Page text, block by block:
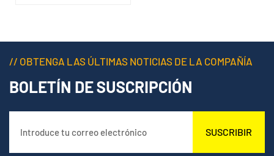
// OBTENGA LAS ÚLTIMAS NOTICIAS DE LA COMPAÑÍA
BOLETÍN DE SUSCRIPCIÓN
SUSCRIBIR